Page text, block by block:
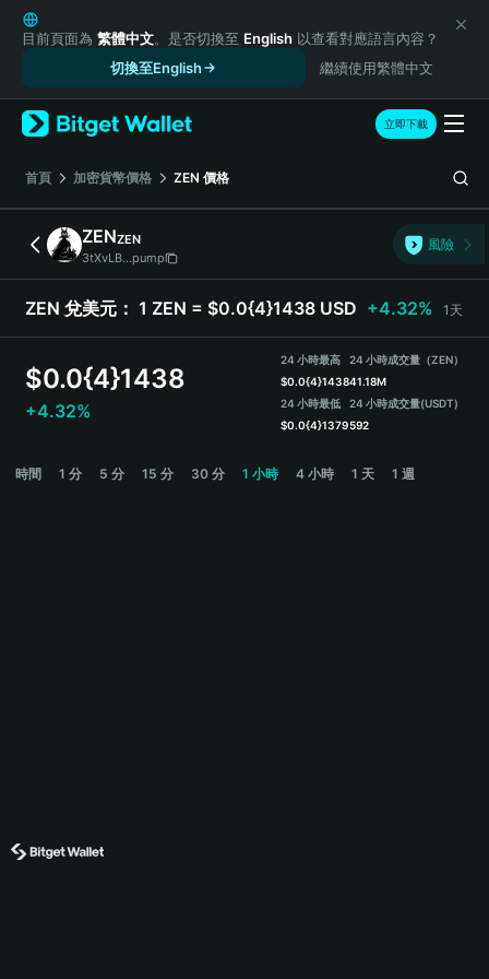
English
日本語
Русский
Español (Latinoamérica)
Türkçe
Italiano
Deutsch
简体中文
繁體中文
Português (Portugal)
हिन्दी
Español (Argentina)
目前頁面為 繁體中文。是否切換至 English 以查看對應語言內容？
切換至English
繼續使用繁體中文
立即下載
首頁 加密貨幣價格 ZEN 價格
ZENZEN
3tXvLB...pump
風險
ZEN 兌美元： 1 ZEN = $0.0{4}1438 USD +4.32% 1天
$0.0{4}1438
+4.32%
24 小時最高
$0.0{4}1438
24 小時最低
$0.0{4}1379
24 小時成交量（ZEN）
41.18M
24 小時成交量(USDT)
592
時間 1 分 5 分 15 分 30 分 1 小時 4 小時 1 天 1 週